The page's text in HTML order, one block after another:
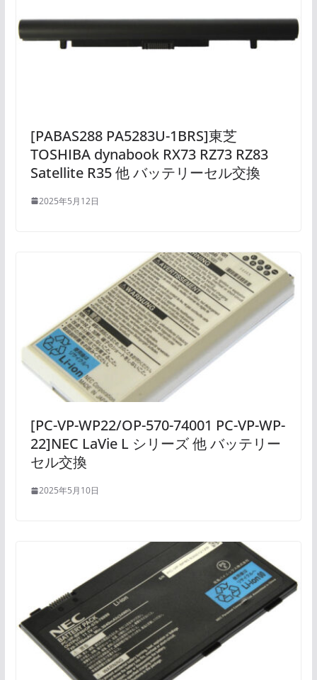
[PABAS288 PA5283U-1BRS]東芝
TOSHIBA dynabook RX73 RZ73 RZ83
Satellite R35 他 バッテリーセル交換
2025年5月12日
[PC-VP-WP22/OP-570-74001 PC-VP-WP-
22]NEC LaVie L シリーズ 他 バッテリー
セル交換
2025年5月10日